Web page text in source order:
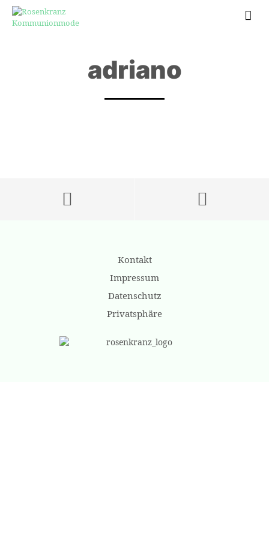
adriano
Kontakt
Impressum
Datenschutz
Privatsphäre